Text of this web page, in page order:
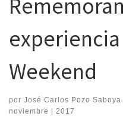
Weekend
por José Carlos Pozo Saboya
noviembre | 2017